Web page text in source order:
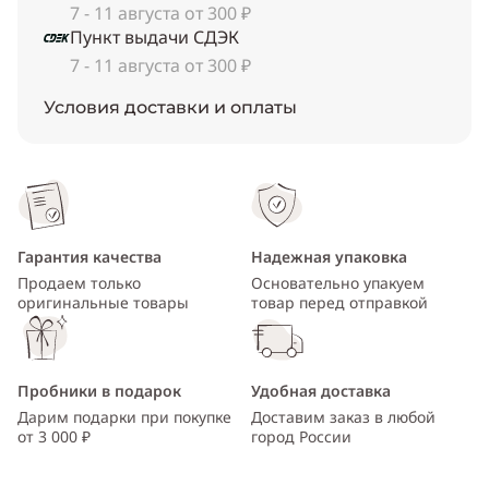
7 - 11 августа от 300 ₽
Пункт выдачи СДЭК
7 - 11 августа от 300 ₽
Условия доставки и оплаты
Гарантия качества
Продаем только
оригинальные товары
Надежная упаковка
Основательно упакуем
товар перед отправкой
Пробники в подарок
Дарим подарки при покупке
от 3 000 ₽
Удобная доставка
Доставим заказ в любой
город России